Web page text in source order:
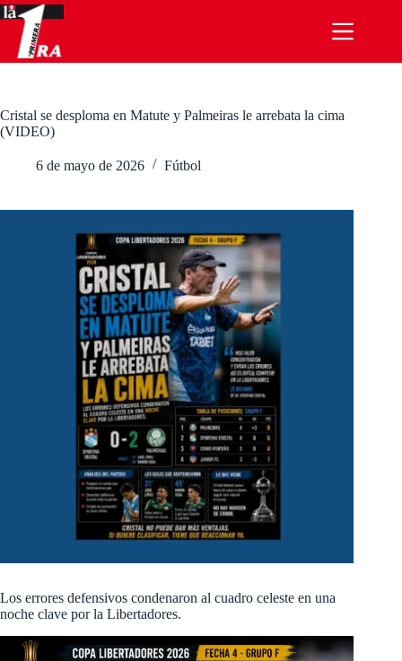
Saltar
al
contenido
Cristal se desploma en Matute y Palmeiras le arrebata la cima
(VIDEO)
6 de mayo de 2026 Fútbol
Los errores defensivos condenaron al cuadro celeste en una
noche clave por la Libertadores.